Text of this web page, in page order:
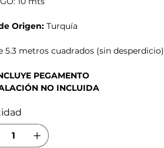
Origen:Turquía
5.3 metros cuadrados (sin desperdicio)
PEGAMENTO
NO INCLUIDA